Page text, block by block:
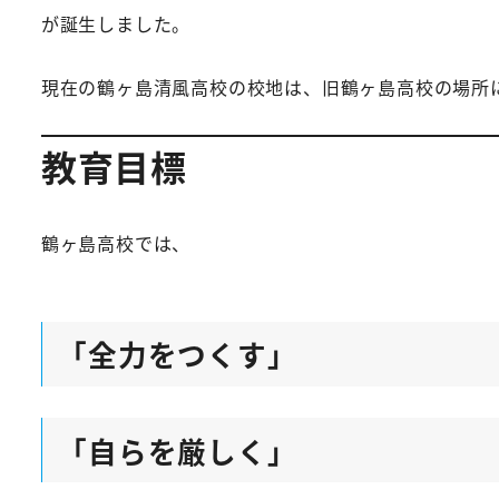
が誕生しました。
現在の鶴ヶ島清風高校の校地は、旧鶴ヶ島高校の場所
教育目標
鶴ヶ島高校では、
「全力をつくす」
「自らを厳しく」